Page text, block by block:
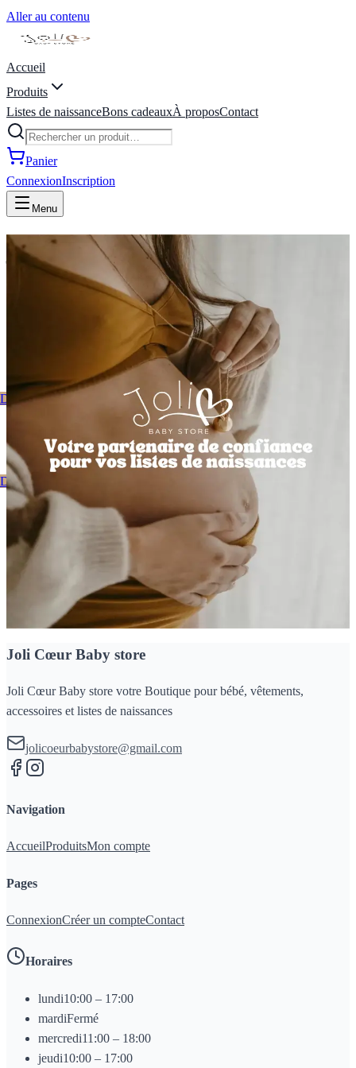
Aller au contenu
Accueil
Produits
Listes de naissanceBons cadeauxÀ proposContact
Panier
ConnexionInscription
Menu
joli coeur baby store | liste de
naissance | Marche-en-
Famenne, Belgique
Bienvenue Chez Joli Coeur
Découvrez notre catalogue
Bienvenue Chez Joli Coeur
Découvrez notre catalogue
Nos dernières nouveautés
Joli Cœur Baby store
Joli Cœur Baby store votre Boutique pour bébé, vêtements,
accessoires et listes de naissances
jolicoeurbabystore@gmail.com
Navigation
AccueilProduitsMon compte
Pages
ConnexionCréer un compteContact
Horaires
lundi10:00 – 17:00
mardiFermé
mercredi11:00 – 18:00
jeudi10:00 – 17:00